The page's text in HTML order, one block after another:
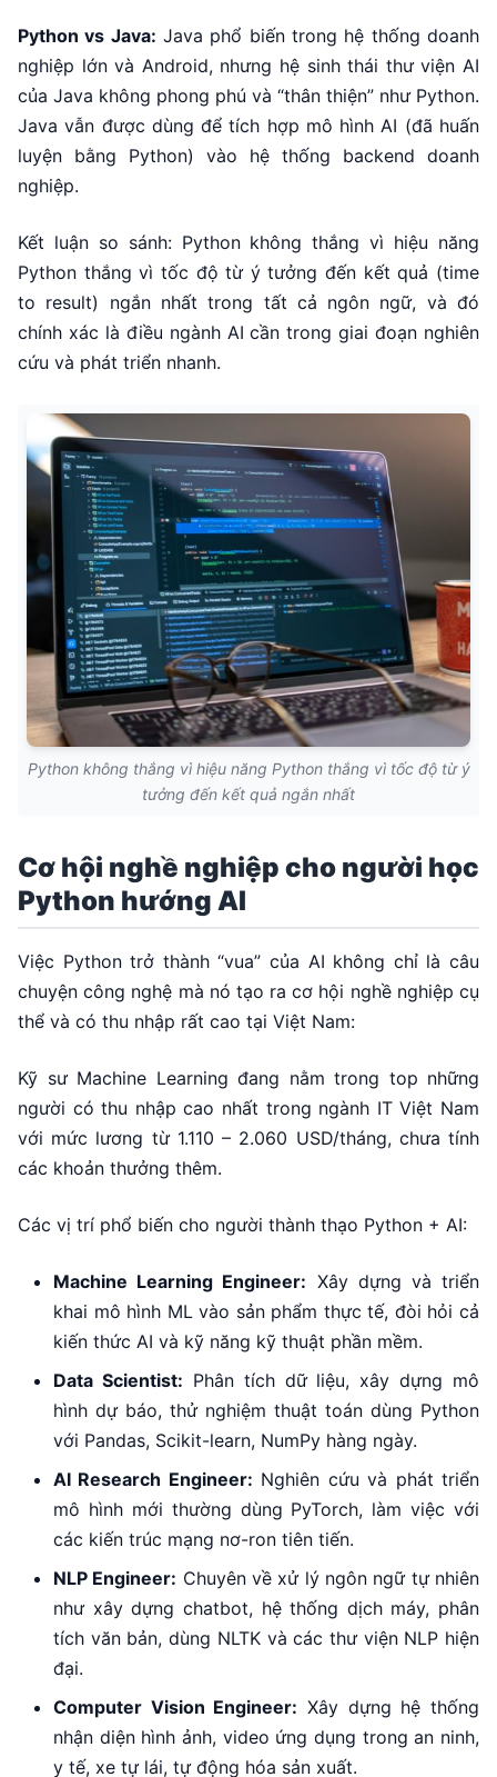
Python vs Java: Java phổ biến trong hệ thống doanh
nghiệp lớn và Android, nhưng hệ sinh thái thư viện AI
của Java không phong phú và “thân thiện” như Python.
Java vẫn được dùng để tích hợp mô hình AI (đã huấn
luyện bằng Python) vào hệ thống backend doanh
nghiệp.
Kết luận so sánh: Python không thắng vì hiệu năng
Python thắng vì tốc độ từ ý tưởng đến kết quả (time
to result) ngắn nhất trong tất cả ngôn ngữ, và đó
chính xác là điều ngành AI cần trong giai đoạn nghiên
cứu và phát triển nhanh.
Python không thắng vì hiệu năng Python thắng vì tốc độ từ ý
tưởng đến kết quả ngắn nhất
Cơ hội nghề nghiệp cho người học
Python hướng AI
Việc Python trở thành “vua” của AI không chỉ là câu
chuyện công nghệ mà nó tạo ra cơ hội nghề nghiệp cụ
thể và có thu nhập rất cao tại Việt Nam:
Kỹ sư Machine Learning đang nằm trong top những
người có thu nhập cao nhất trong ngành IT Việt Nam
với mức lương từ 1.110 – 2.060 USD/tháng, chưa tính
các khoản thưởng thêm.
Các vị trí phổ biến cho người thành thạo Python + AI:
Machine Learning Engineer: Xây dựng và triển
khai mô hình ML vào sản phẩm thực tế, đòi hỏi cả
kiến thức AI và kỹ năng kỹ thuật phần mềm.
Data Scientist: Phân tích dữ liệu, xây dựng mô
hình dự báo, thử nghiệm thuật toán dùng Python
với Pandas, Scikit-learn, NumPy hàng ngày.
AI Research Engineer: Nghiên cứu và phát triển
mô hình mới thường dùng PyTorch, làm việc với
các kiến trúc mạng nơ-ron tiên tiến.
NLP Engineer: Chuyên về xử lý ngôn ngữ tự nhiên
như xây dựng chatbot, hệ thống dịch máy, phân
tích văn bản, dùng NLTK và các thư viện NLP hiện
đại.
Computer Vision Engineer: Xây dựng hệ thống
nhận diện hình ảnh, video ứng dụng trong an ninh,
y tế, xe tự lái, tự động hóa sản xuất.